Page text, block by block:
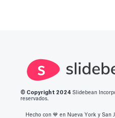
© Copyright 2 024 Slidebean
reservados.
Hecho con 💙️ en Nueva York y San